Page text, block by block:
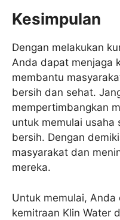
Kesimpulan
Dengan melakukan
Anda dapat menjaga
membantu
bersih dan sehat.
mempertimbangkan
untuk memulai
bersih. Dengan
masyarakat dan
mereka.
Untuk memulai,
kemitraan Klin Water